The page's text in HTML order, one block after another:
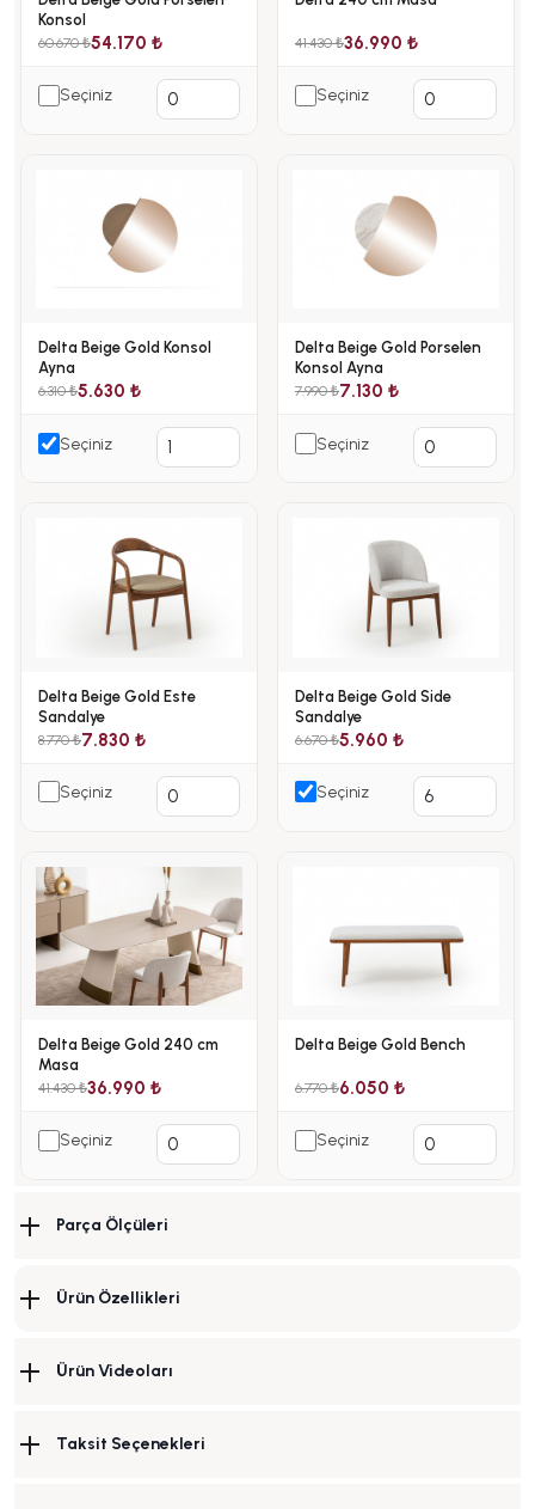
Konsol
60.670 ₺54.170 ₺
Seçiniz
41.430 ₺36.990 ₺
Seçiniz
Delta Beige Gold Konsol
Ayna
6.310 ₺5.630 ₺
Seçiniz
Delta Beige Gold Porselen
Konsol Ayna
7.990 ₺7.130 ₺
Seçiniz
Delta Beige Gold Este
Sandalye
8.770 ₺7.830 ₺
Seçiniz
Delta Beige Gold Side
Sandalye
6.670 ₺5.960 ₺
Seçiniz
Delta Beige Gold 240 cm
Masa
41.430 ₺36.990 ₺
Seçiniz
Delta Beige Gold Bench
6.770 ₺6.050 ₺
Seçiniz
Parça Ölçüleri
Ürün Özellikleri
Ürün Videoları
Taksit Seçenekleri